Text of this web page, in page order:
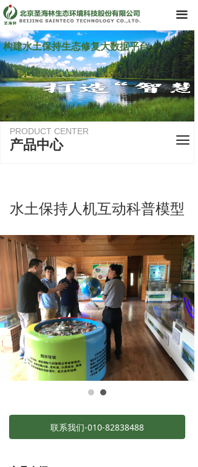
끀
首页
了解我们
领导团队
业务领域
· 咨询设计
· 施工运维
产品中心
科技创新历程
新闻资讯
关于我们
联系我们-010-82838488
水土保持人机互动科普模型
PRODUCT CENTER
产品中心 끀
构建水土保持生态修复大数据平台